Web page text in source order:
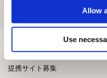
Allow
Use
提携サイト募集